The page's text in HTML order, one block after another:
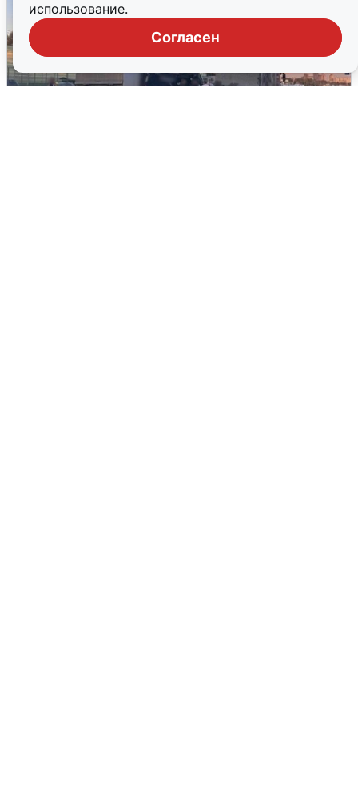
использование.
Согласен